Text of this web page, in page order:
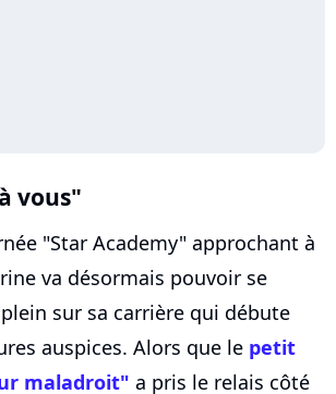
vous"
"Star Academy" approchant à
va désormais pouvoir se
sur sa carrière qui débute
auspices. Alors que le petit
maladroit" a pris le relais côté